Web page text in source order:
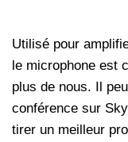
Utilisé pour
le microphone est
plus de nous. Il
conférence sur
tirer un meilleur